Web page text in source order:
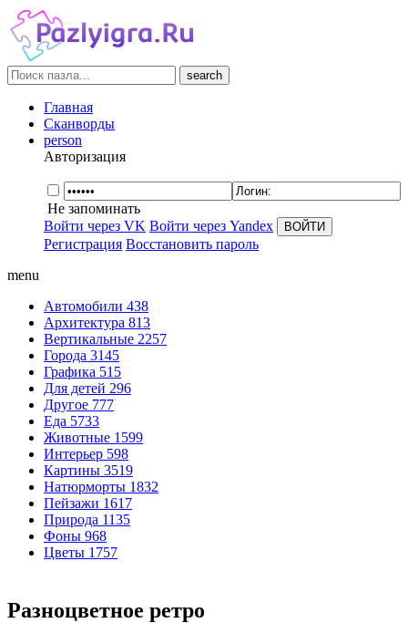
search
Главная
Сканворды
person
Авторизация
Не запоминать
Войти через VK Войти через Yandex
Регистрация Восстановить пароль
menu
Автомобили 438
Архитектура 813
Вертикальные 2257
Города 3145
Графика 515
Для детей 296
Другое 777
Еда 5733
Животные 1599
Интерьер 598
Картины 3519
Натюрморты 1832
Пейзажи 1617
Природа 1135
Фоны 968
Цветы 1757
Разноцветное ретро